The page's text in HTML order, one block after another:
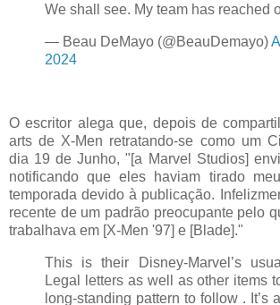
We shall see. My team has reached
— Beau DeMayo (@BeauDemayo)
2024
O escritor alega que, depois de
arts de X-Men retratando-se como um
dia 19 de Junho, "[a Marvel Studios]
notificando que eles haviam tirado
temporada devido à publicação.
recente de um padrão preocupante pelo
trabalhava em [X-Men '97] e [Blade]."
This is their Disney-Marvel’s
Legal letters as well as other items
long-standing pattern to follow . It’s